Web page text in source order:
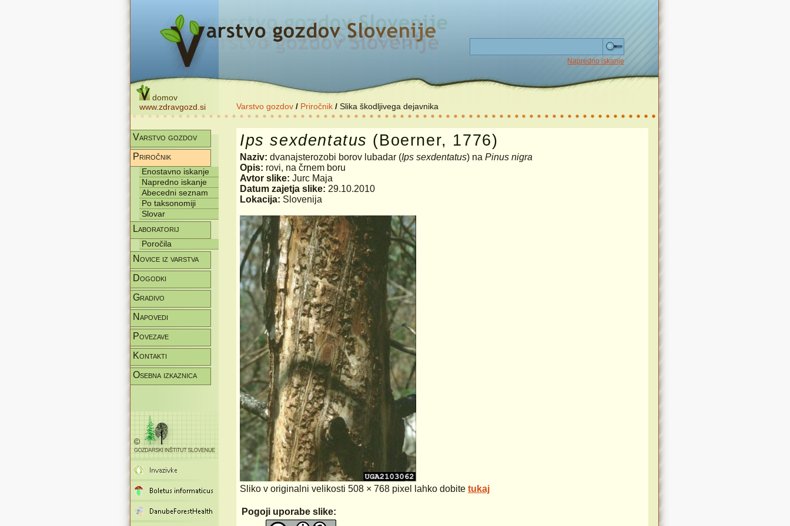
Napredno iskanje
domov
www.zdravgozd.si
Varstvo gozdov / Priročnik / Slika škodljivega dejavnika
Varstvo gozdov
Priročnik
Enostavno iskanje
Napredno iskanje
Abecedni seznam
Po taksonomiji
Slovar
Laboratorij
Poročila
Novice iz varstva
Dogodki
Gradivo
Napovedi
Povezave
Kontakti
Osebna izkaznica
Ips sexdentatus (Boerner, 1776)
Naziv: dvanajsterozobi borov lubadar (Ips sexdentatus) na Pinus nigra
Opis: rovi, na črnem boru
Avtor slike: Jurc Maja
Datum zajetja slike: 29.10.2010
Lokacija: Slovenija
Sliko v originalni velikosti 508 × 768 pixel lahko dobite tukaj
Pogoji uporabe slike: